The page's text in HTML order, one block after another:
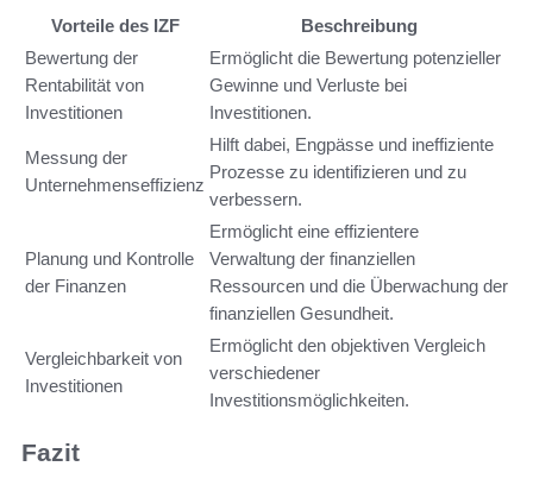
Vorteile des IZF
Beschreibung
Bewertung der
Rentabilität von
Investitionen
Ermöglicht die Bewertung potenzieller
Gewinne und Verluste bei
Investitionen.
Messung der
Unternehmenseffizienz
Hilft dabei, Engpässe und ineffiziente
Prozesse zu identifizieren und zu
verbessern.
Planung und Kontrolle
der Finanzen
Ermöglicht eine effizientere
Verwaltung der finanziellen
Ressourcen und die Überwachung der
finanziellen Gesundheit.
Vergleichbarkeit von
Investitionen
Ermöglicht den objektiven Vergleich
verschiedener
Investitionsmöglichkeiten.
Fazit